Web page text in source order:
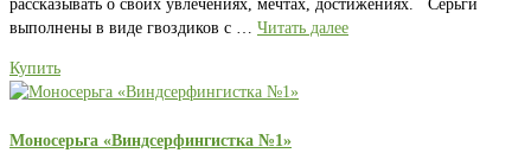
рассказывать о своих увлечениях, мечтах, достижениях. Серьги
выполнены в виде гвоздиков с … Читать далее
Купить
Моносерьга «Виндсерфингистка №1»